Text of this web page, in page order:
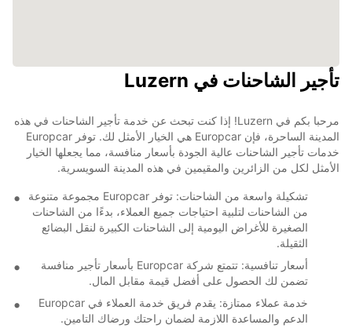
تأجير الشاحنات في Luzern
مرحبا بكم في Luzern! إذا كنت تبحث عن خدمة تأجير الشاحنات في هذه
المدينة الساحرة، فإن Europcar هي الخيار الأمثل لك. توفر Europcar
خدمات تأجير الشاحنات عالية الجودة بأسعار منافسة، مما يجعلها الخيار
الأمثل لكل من الزائرين والمقيمين في هذه المدينة السويسرية.
تشكيلة واسعة من الشاحنات: توفر Europcar مجموعة متنوعة
من الشاحنات لتلبية احتياجات جميع العملاء، بدءًا من الشاحنات
الصغيرة للأغراض اليومية إلى الشاحنات الكبيرة لنقل البضائع
الثقيلة.
أسعار تنافسية: تتمتع شركة Europcar بأسعار تأجير منافسة
تضمن لك الحصول على أفضل قيمة مقابل المال.
خدمة عملاء ممتازة: يقدم فريق خدمة العملاء في Europcar
الدعم والمساعدة اللازمة لضمان راحتك ورضاك التامين.